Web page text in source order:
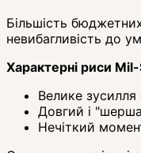
Більшість
невибагливість до
Характерні риси
Велике
Довгий і
Нечіткий